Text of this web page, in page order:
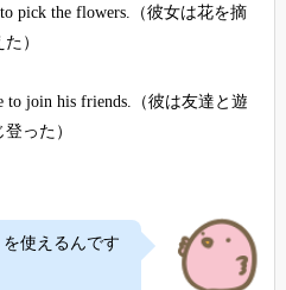
to pick the flowers.（彼女は花を摘
）
to join his friends.（彼は友達と遊
った）
使えるんです